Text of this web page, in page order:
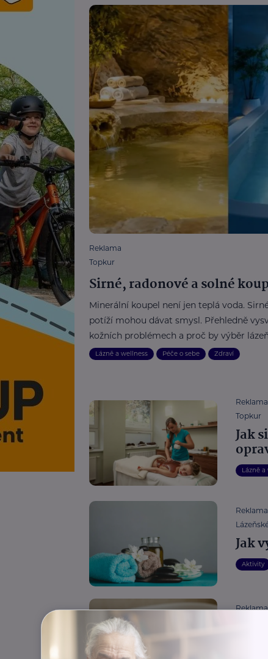
Reklama
Topkur
Sirné, radonové a solné
Minerální koupel není jen teplá voda.
potíží mohou dávat smysl. Přehledně
kožních problémech a proč by výběr
Lázně a wellness Péče o sebe Zdraví
Reklama
Topkur
Jak
Lázně
Reklama
Jak
Aktivity
Reklama